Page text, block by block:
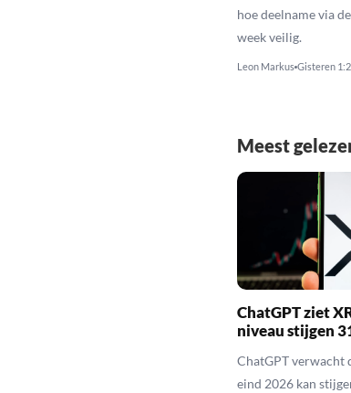
hoe deelname via
week veilig.
Leon Markus Gisteren
Meest
ChatGPT ziet
niveau stijgen
ChatGPT verwacht
eind 2026 kan